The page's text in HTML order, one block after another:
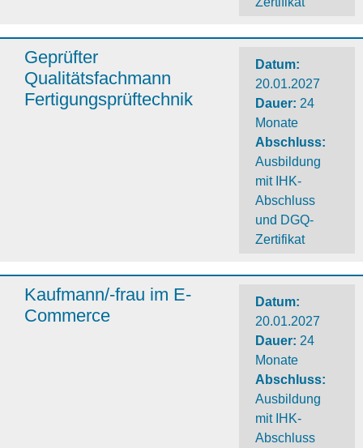
Geprüfter
Qualitätsfachmann
Fertigungsprüftechnik
Datum:
20.01.2027
Dauer: 24
Monate
Abschluss:
Ausbildung
mit IHK-
Abschluss
und DGQ-
Zertifikat
Kaufmann/-frau im E-
Commerce
Datum:
20.01.2027
Dauer: 24
Monate
Abschluss:
Ausbildung
mit IHK-
Abschluss